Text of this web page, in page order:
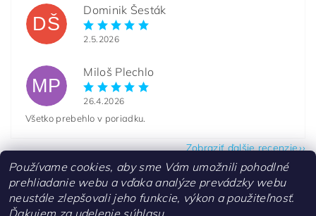
DŠ
Dominik Šesták
2.5.2026
MP
Miloš Plechlo
26.4.2026
Všetko prebehlo v poriadku.
Zobraziť ďalšie recenzie
Používame cookies, aby sme Vám umožnili pohodlné
prehliadanie webu a vďaka analýze prevádzky webu
neustále zlepšovali jeho funkcie, výkon a použiteľnosť.
Ďakujem za udelenie súhlasu.